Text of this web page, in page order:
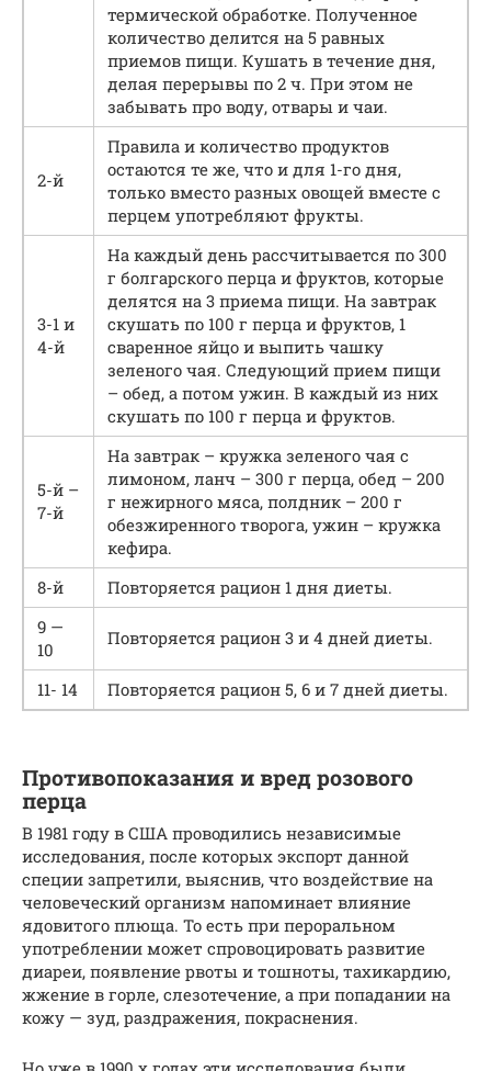
термической обработке. Полученное
количество делится на 5 равных
приемов пищи. Кушать в течение дня,
делая перерывы по 2 ч. При этом не
забывать про воду, отвары и чаи.
2-й
Правила и количество продуктов
остаются те же, что и для 1-го дня,
только вместо разных овощей вместе с
перцем употребляют фрукты.
3-1 и
4-й
На каждый день рассчитывается по 300
г болгарского перца и фруктов, которые
делятся на 3 приема пищи. На завтрак
скушать по 100 г перца и фруктов, 1
сваренное яйцо и выпить чашку
зеленого чая. Следующий прием пищи
– обед, а потом ужин. В каждый из них
скушать по 100 г перца и фруктов.
5-й –
7-й
На завтрак – кружка зеленого чая с
лимоном, ланч – 300 г перца, обед – 200
г нежирного мяса, полдник – 200 г
обезжиренного творога, ужин – кружка
кефира.
8-й
Повторяется рацион 1 дня диеты.
9 —
10
Повторяется рацион 3 и 4 дней диеты.
11- 14 Повторяется рацион 5, 6 и 7 дней диеты.
Противопоказания и вред розового
перца
В 1981 году в США проводились независимые
исследования, после которых экспорт данной
специи запретили, выяснив, что воздействие на
человеческий организм напоминает влияние
ядовитого плюща. То есть при пероральном
употреблении может спровоцировать развитие
диареи, появление рвоты и тошноты, тахикардию,
жжение в горле, слезотечение, а при попадании на
кожу — зуд, раздражения, покраснения.